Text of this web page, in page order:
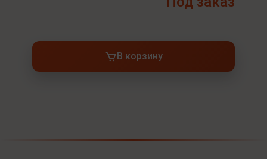
В корзину